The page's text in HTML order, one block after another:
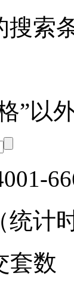
搜索
”以
统计
套数